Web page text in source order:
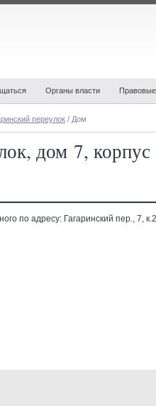
Органы власти
переулок / Дом
дом 7,
по адресу: Гагаринский пер., 7,